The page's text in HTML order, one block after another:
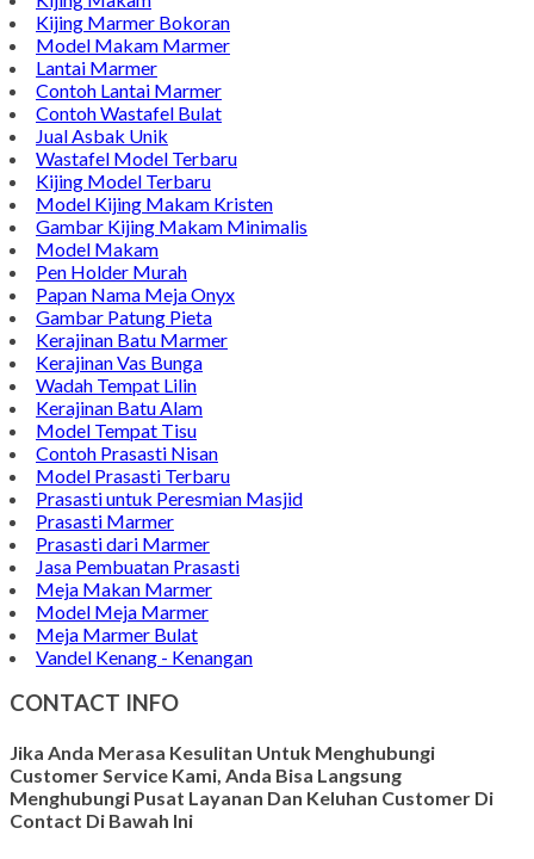
Kijing Makam
Kijing Marmer Bokoran
Model Makam Marmer
Lantai Marmer
Contoh Lantai Marmer
Contoh Wastafel Bulat
Jual Asbak Unik
Wastafel Model Terbaru
Kijing Model Terbaru
Model Kijing Makam Kristen
Gambar Kijing Makam Minimalis
Model Makam
Pen Holder Murah
Papan Nama Meja Onyx
Gambar Patung Pieta
Kerajinan Batu Marmer
Kerajinan Vas Bunga
Wadah Tempat Lilin
Kerajinan Batu Alam
Model Tempat Tisu
Contoh Prasasti Nisan
Model Prasasti Terbaru
Prasasti untuk Peresmian Masjid
Prasasti Marmer
Prasasti dari Marmer
Jasa Pembuatan Prasasti
Meja Makan Marmer
Model Meja Marmer
Meja Marmer Bulat
Jika Anda Merasa Kesulitan Untuk Menghubungi
Customer Service Kami, Anda Bisa Langsung
Menghubungi Pusat Layanan Dan Keluhan Customer Di